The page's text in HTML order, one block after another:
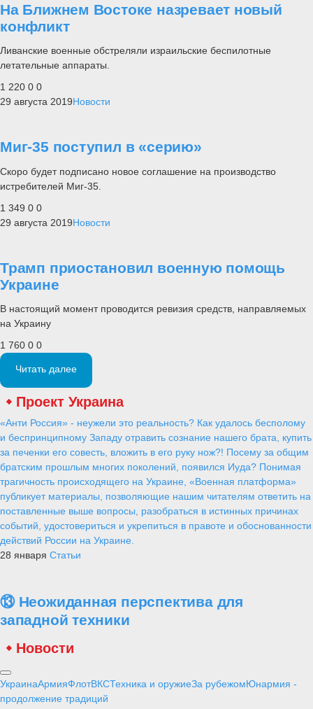
На Ближнем Востоке назревает новый
конфликт
Ливанские военные обстреляли израильские беспилотные
летательные аппараты.
1 220 0 0
29 августа 2019Новости
Миг-35 поступил в «серию»
Скоро будет подписано новое соглашение на производство
истребителей Миг-35.
1 349 0 0
29 августа 2019Новости
Трамп приостановил военную помощь
Украине
В настоящий момент проводится ревизия средств, направляемых
на Украину
1 760 0 0
Читать далее
Проект Украина
«Анти Россия» - неужели это реальность? Как удалось бесполому
и беспринципному Западу отравить сознание нашего брата, купить
за печенки его совесть, вложить в его руку нож?! Посему за общим
братским прошлым многих поколений, появился Иуда? Понимая
трагичность происходящего на Украине, «Военная платформа»
публикует материалы, позволяющие нашим читателям ответить на
поставленные выше вопросы, разобраться в истинных причинах
событий, удостовериться и укрепиться в правоте и обоснованности
действий России на Украине.
28 января Статьи
⑬ Неожиданная перспектива для
западной техники
Новости
УкраинаАрмияФлотВКСТехника и оружиеЗа рубежомЮнармия -
продолжение традиций